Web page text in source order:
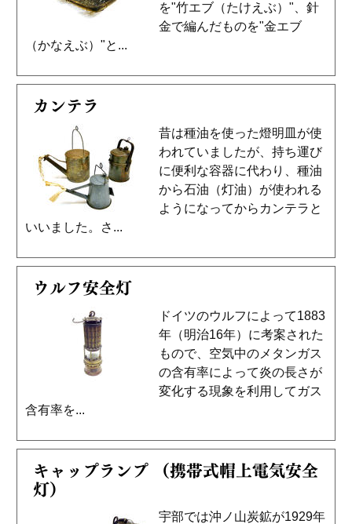
を"竹エブ（たけえぶ）"、針
金で編んだものを"金エブ
（かなえぶ）"と...
カンテラ
昔は種油を使った燈明皿が使
われていましたが、持ち運び
に便利な容器に代わり、種油
から石油（灯油）が使われる
ようになってからカンテラと
いいました。さ...
ウルフ安全灯
ドイツのウルフによって1883
年（明治16年）に考案された
もので、空気中のメタンガス
の含有率によって炎の長さが
変化する現象を利用してガス
含有率を...
キャップランプ （携帯式帽上電気安全
灯）
宇部では沖ノ山炭鉱が1929年